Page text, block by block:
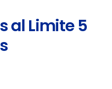
al Limite 5